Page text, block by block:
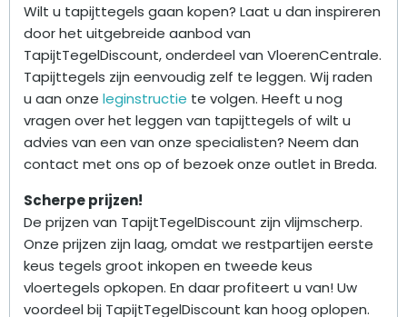
Wilt u tapijttegels gaan kopen? Laat u dan inspireren
door het uitgebreide aanbod van
TapijtTegelDiscount, onderdeel van VloerenCentrale.
Tapijttegels zijn eenvoudig zelf te leggen. Wij raden
u aan onze leginstructie te volgen. Heeft u nog
vragen over het leggen van tapijttegels of wilt u
advies van een van onze specialisten? Neem dan
contact met ons op of bezoek onze outlet in Breda.
Scherpe prijzen!
De prijzen van TapijtTegelDiscount zijn vlijmscherp.
Onze prijzen zijn laag, omdat we restpartijen eerste
keus tegels groot inkopen en tweede keus
vloertegels opkopen. En daar profiteert u van! Uw
voordeel bij TapijtTegelDiscount kan hoog oplopen.